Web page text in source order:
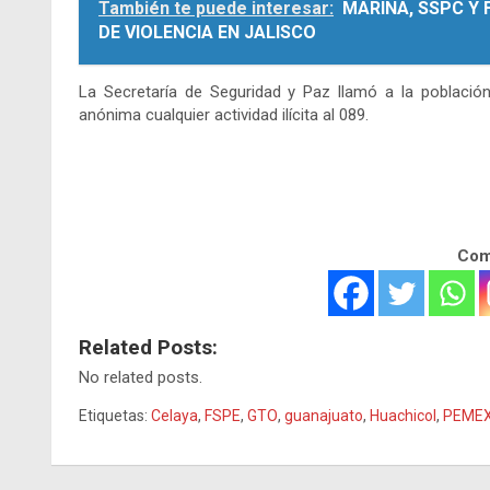
También te puede interesar: MARINA, SSPC Y
DE VIOLENCIA EN JALISCO
La Secretaría de Seguridad y Paz llamó a la
anónima cualquier actividad ilícita al 089.
Related Posts:
No related posts.
Etiquetas: Celaya, FSPE, GTO, guanajuato, Huachicol ,